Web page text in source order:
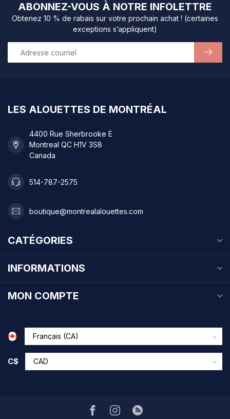
ABONNEZ-VOUS À NOTRE INFOLETTRE
Obtenez 10 % de rabais sur votre prochain achat ! (certaines
exceptions s’appliquent)
LES ALOUETTES DE MONTRÉAL
4400 Rue Sherbrooke E
Montreal QC H1V 3S8
Canada
514-787-2575
boutique@montrealalouettes.com
CATÉGORIES
INFORMATIONS
MON COMPTE
C$